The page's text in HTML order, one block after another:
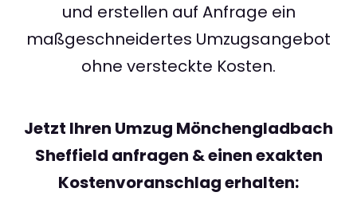
und erstellen auf Anfrage ein
maßgeschneidertes Umzugsangebot
ohne versteckte Kosten.
Jetzt Ihren Umzug Mönchengladbach
Sheffield anfragen & einen exakten
Kostenvoranschlag erhalten: